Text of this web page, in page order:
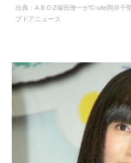
出典： A.B.C‐Z塚田僚一が℃‐ute岡井千
ブドアニュース